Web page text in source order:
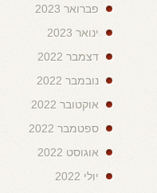
פברואר 2023
ינואר 2023
דצמבר 2022
נובמבר 2022
אוקטובר 2022
ספטמבר 2022
אוגוסט 2022
יולי 2022